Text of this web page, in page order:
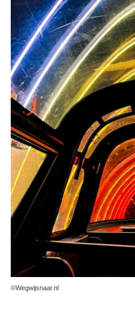
©Wegwijsnaar.nl